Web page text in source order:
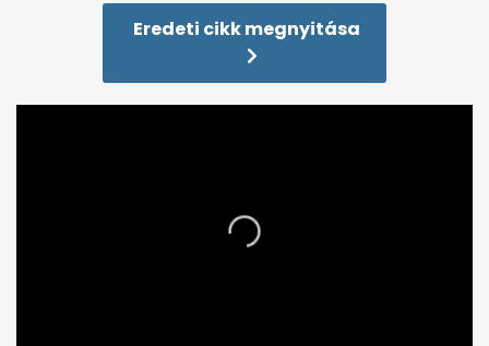
Eredeti cikk megnyitása